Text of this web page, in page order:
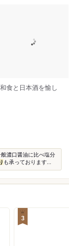
食と日本酒を愉し
濃口醤油に比べ塩分
も承っております...
3